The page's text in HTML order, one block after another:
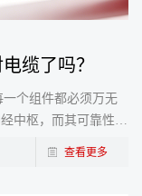
缆了吗？
个组件都必须万无
中枢，而其可靠性，
利亚和新西兰
查看更多